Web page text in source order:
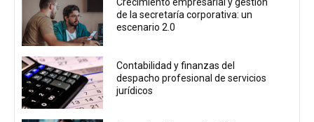
Crecimiento empresarial y gestión
de la secretaría corporativa: un
escenario 2.0
Contabilidad y finanzas del
despacho profesional de servicios
jurídicos